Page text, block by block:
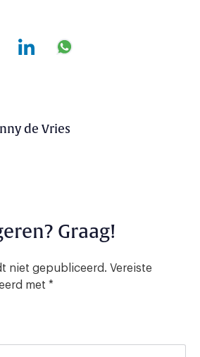
de Vries
Graag!
niet gepubliceerd. Vereiste
met *